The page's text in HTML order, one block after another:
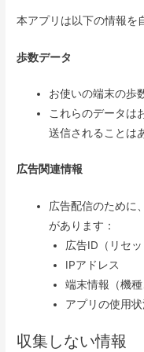
本アプリは以下の情報を
歩数データ
お使いの端末の歩
これらのデータは
送信されることは
広告関連情報
広告配信のために
があります：
広告ID（リセッ
IPアドレス
端末情報（機種
アプリの使用状
収集しない情報